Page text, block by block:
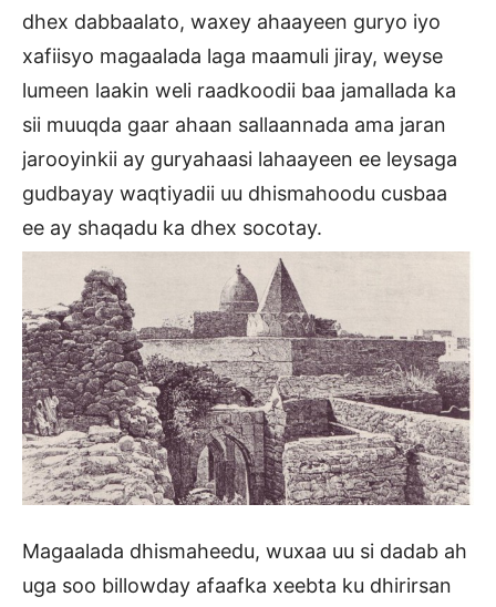
dhex dabbaalato, waxey ahaayeen guryo iyo
xafiisyo magaalada laga maamuli jiray, weyse
lumeen laakin weli raadkoodii baa jamallada ka
sii muuqda gaar ahaan sallaannada ama jaran
jarooyinkii ay guryahaasi lahaayeen ee leysaga
gudbayay waqtiyadii uu dhismahoodu cusbaa
ee ay shaqadu ka dhex socotay.
Magaalada dhismaheedu, wuxaa uu si dadab ah
uga soo billowday afaafka xeebta ku dhirirsan